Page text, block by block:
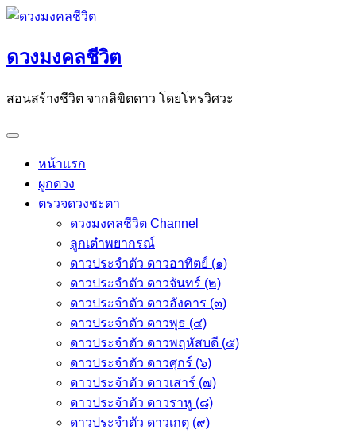
Skip
content
ดวงมงคลชีวิต
สอนสร้างชีวิต จากลิขิตดาว โดยโหรวิศวะ
หน้าแรก
ผูกดวง
ตรวจดวงชะตา
ดวงมงคลชีวิต Channel
ลูกเต๋าพยากรณ์
ดาวประจำตัว ดาวอาทิตย์ (๑)
ดาวประจำตัว ดาวจันทร์ (๒)
ดาวประจำตัว ดาวอังคาร (๓)
ดาวประจำตัว ดาวพุธ (๔)
ดาวประจำตัว ดาวพฤหัสบดี (๕)
ดาวประจำตัว ดาวศุกร์ (๖)
ดาวประจำตัว ดาวเสาร์ (๗)
ดาวประจำตัว ดาวราหู (๘)
ดาวประจำตัว ดาวเกตุ (๙)